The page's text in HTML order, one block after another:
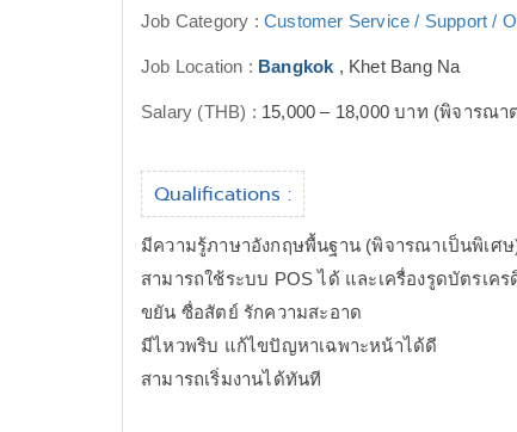
Job Category : Customer Service / Support /
Job Location : Bangkok , Khet Bang Na
Salary (THB) : 15,000 – 18,000 บาท (พิจารณ
Qualifications :
มีความรู้ภาษาอังกฤษพื้นฐาน (พิจารณาเป็นพิเศษ
สามารถใช้ระบบ POS ได้ และเครื่องรูดบัตรเคร
ขยัน ซื่อสัตย์ รักความสะอาด
มีไหวพริบ แก้ไขปัญหาเฉพาะหน้าได้ดี
สามารถเริ่มงานได้ทันที